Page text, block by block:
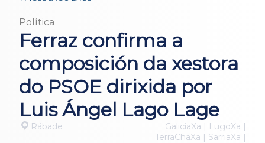
Política
Ferraz confirma a
composición da xestora
do PSOE dirixida por
Luis Ángel Lago Lage
Rábade
GaliciaXa | LugoXa |
TerraChaXa | SarriaXa |